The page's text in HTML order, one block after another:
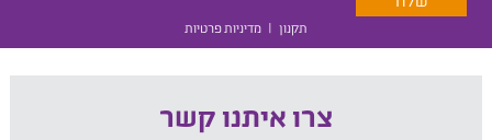
תקנון | מדיניות פרטיות
צרו איתנו קשר